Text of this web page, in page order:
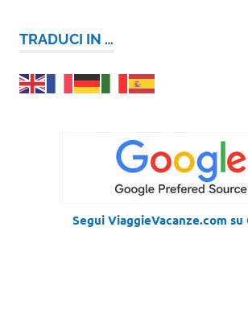
TRADUCI IN …
Segui ViaggieVacanze.com su